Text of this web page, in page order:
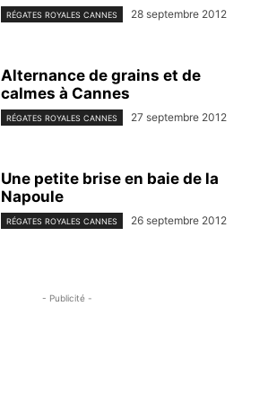
RÉGATES ROYALES CANNES 28 septembre 2012
Alternance de grains et de
calmes à Cannes
RÉGATES ROYALES CANNES 27 septembre 2012
Une petite brise en baie de la
Napoule
RÉGATES ROYALES CANNES 26 septembre 2012
- Publicité -